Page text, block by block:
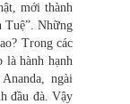
mới thành
Tuệ”. Những
Trong các
là hành hạnh
ngài
đầu đà. Vậy